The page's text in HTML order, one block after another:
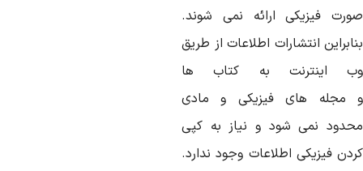
فیزیکی ارائهنمی شوند.
انتشارات اطلاعات از طریق
اینترنت به کتاب
ها
مجله
های فیزیکی
مادی
نمی شود نیاز به
کپی
فیزیکی اطلاعاتوجود ندارد.